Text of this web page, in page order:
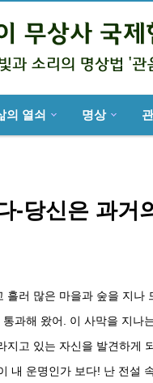
의 열쇠 명상
-당신은 과거
흘러 많은 마을과 숲을 지
과해 왔어. 이 사막을 지나
지고 있는 자신을 발견하게
내 운명인가 보다! 난 전설